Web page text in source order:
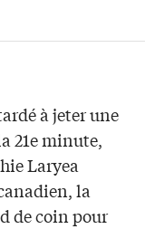
à jeter une
21e minute,
Laryea
la
de coin pour